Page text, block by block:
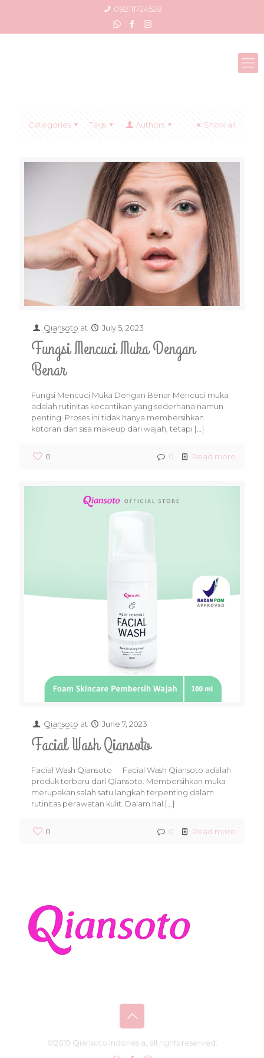
082111724528
Categories Tags Authors Show all
Qiansoto at July 5, 2023
Fungsi Mencuci Muka Dengan
Benar
Fungsi Mencuci Muka Dengan Benar Mencuci muka
adalah rutinitas kecantikan yang sederhana namun
penting. Proses ini tidak hanya membersihkan
kotoran dan sisa makeup dari wajah, tetapi […]
0 0 Read more
Qiansoto at June 7, 2023
Facial Wash Qiansoto
Facial Wash Qiansoto Facial Wash Qiansoto adalah
produk terbaru dari Qiansoto. Membersihkan muka
merupakan salah satu langkah terpenting dalam
rutinitas perawatan kulit. Dalam hal […]
0 0 Read more
©2019 Qiansoto Indonesia, all rights reserved.